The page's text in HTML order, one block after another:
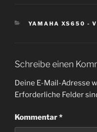
KATEGORIEN
YAMAHA XS650 -
Schreibe einen
Deine E-Mail-Adresse
Erforderliche Felder
Kommentar*